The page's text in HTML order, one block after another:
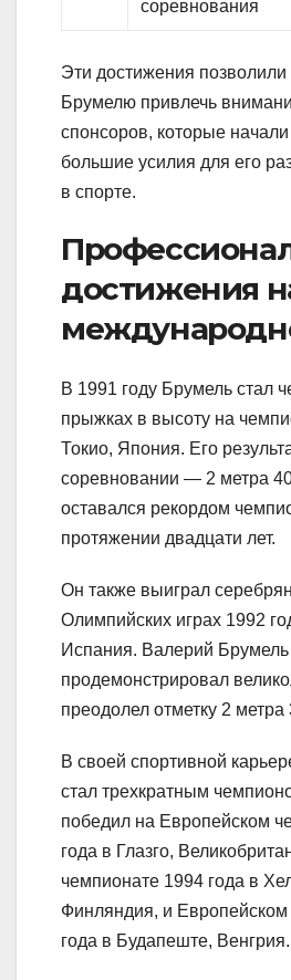
соревнования
Эти достижения
Брумелю привлечь
спонсоров, которые начали
большие усилия для его
в спорте.
достижения
В 1991 году Брумель стал
прыжках в высоту на
Токио, Япония. Его
соревновании — 2 метра
оставался рекордом
протяжении двадцати лет.
Он также выиграл
Олимпийских играх 1992
Испания. Валерий Брумель
продемонстрировал
преодолел отметку 2 метра
В своей спортивной
стал трехкратным
победил на Европейском
года в Глазго,
чемпионате 1994 года в
Финляндия, и
года в Будапеште, Венгрия.